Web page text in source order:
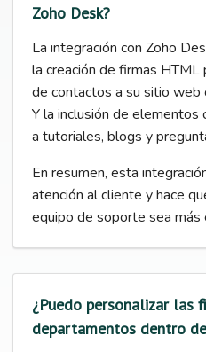
Zoho Desk?
La integración con Zoho
la creación de firmas
de contactos a su sitio web
Y la inclusión de
a tutoriales, blogs y
En resumen, esta
atención al cliente y hace
equipo de soporte sea más
¿Puedo personalizar las
departamentos dentro